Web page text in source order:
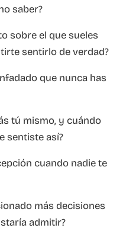
saber?
sobre el que sueles
sentirlo de verdad?
que nunca has
tú mismo, y cuándo
sentiste así?
cuando nadie te
más decisiones
admitir?